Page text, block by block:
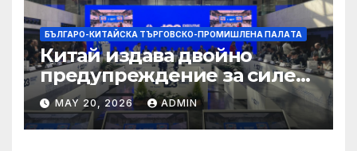
БЪЛГАРО-КИТАЙСКА ТЪРГОВСКО-ПРОМИШЛЕНА ПАЛAТА
Китай издава двойно
предупреждение за силен
дъжд и пясъчни бури
MAY 20, 2026 ADMIN